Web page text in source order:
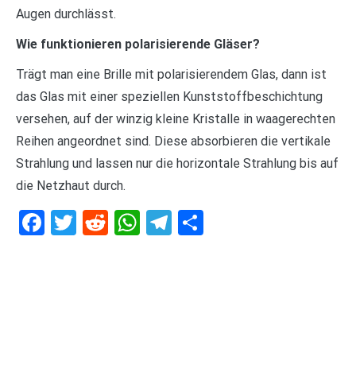
Augen durchlässt.
Wie funktionieren polarisierende Gläser?
Trägt man eine Brille mit polarisierendem Glas, dann ist
das Glas mit einer speziellen Kunststoffbeschichtung
versehen, auf der winzig kleine Kristalle in waagerechten
Reihen angeordnet sind. Diese absorbieren die vertikale
Strahlung und lassen nur die horizontale Strahlung bis auf
die Netzhaut durch.
Facebook
Twitter
RedditWhatsApp
Telegram